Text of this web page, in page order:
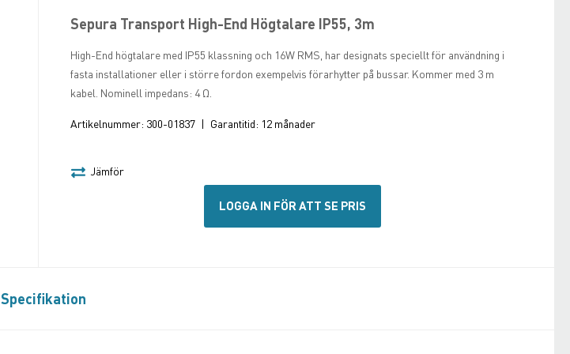
Sepura Transport High-End Högtalare IP55, 3m
High-End högtalare med IP55 klassning och 16W RMS, har designats speciellt för användning i
fasta installationer eller i större fordon exempelvis förarhytter på bussar. Kommer med 3 m
kabel. Nominell impedans: 4 Ω.
Artikelnummer: 300-01837 | Garantitid: 12 månader
Jämför
LOGGA IN FÖR ATT SE PRIS
Specifikation